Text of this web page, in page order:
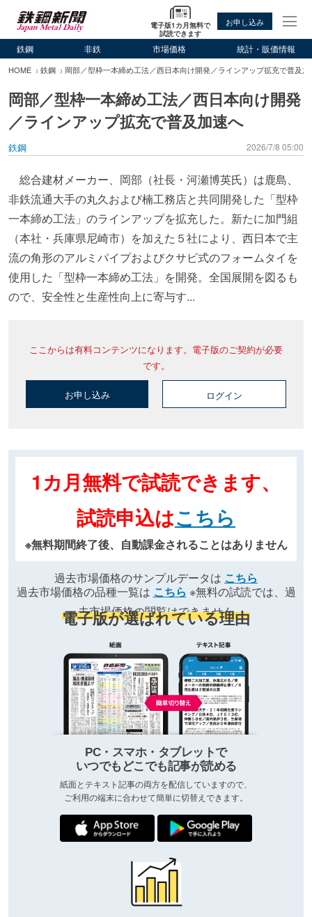
電子版1カ月無料で
試読できます
お申し込み
鉄鋼 非鉄 市場価格 統計・販価情報
HOME 鉄鋼 岡部／型枠一本締め工法／西日本向け開発／ラインアップ拡充で普及加
岡部／型枠一本締め工法／西日本向け開発
／ラインアップ拡充で普及加速へ
鉄鋼 2026/7/8 05:00
総合建材メーカー、岡部（社長・河瀬博英氏）は鹿島、
非鉄流通大手の丸久および楠工務店と共同開発した「型枠
一本締め工法」のラインアップを拡充した。新たに加門組
（本社・兵庫県尼崎市）を加えた５社により、西日本で主
流の角形のアルミパイプおよびクサビ式のフォームタイを
使用した「型枠一本締め工法」を開発。全国展開を図るも
ので、安全性と生産性向上に寄与す...
ここからは有料コンテンツになります。電子版のご契約が必要
です。
お申し込み ログイン
1カ月無料で試読できます、
試読申込はこちら
※無料期間終了後、自動課金されることはありません
過去市場価格のサンプルデータは こちら
過去市場価格の品種一覧は こちら ※無料の試読では、過
去市場価格の閲覧はできません
電子版が選ばれている理由
PC・スマホ・タブレットで
いつでもどこでも記事が読める
紙面とテキスト記事の両方を配信していますので、
ご利用の端末に合わせて簡単に切替えできます。